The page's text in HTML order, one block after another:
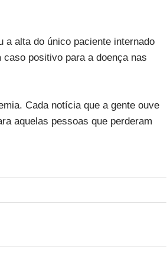
a alta do único paciente internado
positivo para a doença nas
Cada notícia que a gente ouve
aquelas pessoas que perderam